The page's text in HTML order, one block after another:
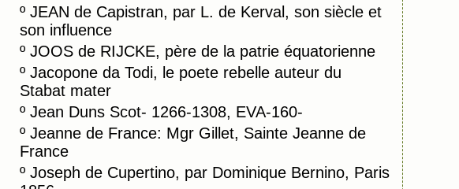
º JEAN de Capistran, par L. de Kerval, son siècle et
son influence
º JOOS de RIJCKE, père de la patrie équatorienne
º Jacopone da Todi, le poete rebelle auteur du
Stabat mater
º Jean Duns Scot- 1266-1308, EVA-160-
º Jeanne de France: Mgr Gillet, Sainte Jeanne de
France
º Joseph de Cupertino, par Dominique Bernino, Paris